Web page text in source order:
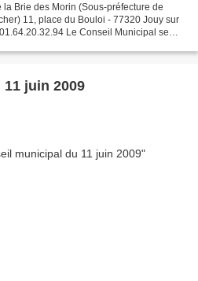
Brie des Morin (Sous-préfecture de
11, place du Bouloi - 77320 Jouy sur
Le Conseil Municipal se
juin 2009